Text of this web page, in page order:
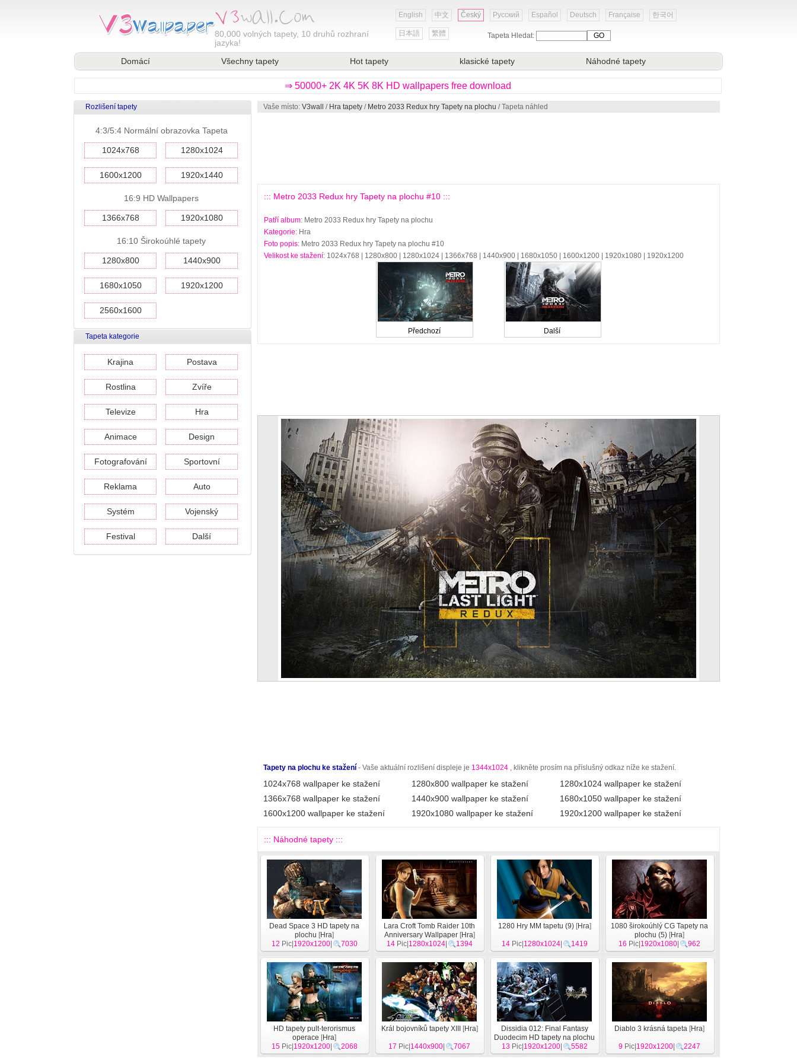
80,000 volných tapety, 10 druhů rozhraní
jazyka!
English 中文 Český Русский Español Deutsch Française 한국어
日本語 繁體 Tapeta Hledat:
Domácí Všechny tapety Hot tapety klasické tapety Náhodné tapety
⇒ 50000+ 2K 4K 5K 8K HD wallpapers free download
Rozlišení tapety
4:3/5:4 Normální obrazovka Tapeta
1024x768 1280x1024
1600x1200 1920x1440
16:9 HD Wallpapers
1366x768 1920x1080
16:10 Širokoúhlé tapety
1280x800 1440x900
1680x1050 1920x1200
2560x1600
Tapeta kategorie
Krajina Postava
Rostlina Zvíře
Televize Hra
Animace Design
Fotografování Sportovní
Reklama Auto
Systém Vojenský
Festival Další
Vaše místo: V3wall / Hra tapety / Metro 2033 Redux hry Tapety na plochu / Tapeta náhled
::: Metro 2033 Redux hry Tapety na plochu #10 :::
Patří album: Metro 2033 Redux hry Tapety na plochu
Kategorie: Hra
Foto popis: Metro 2033 Redux hry Tapety na plochu #10
Velikost ke stažení: 1024x768 | 1280x800 | 1280x1024 | 1366x768 | 1440x900 | 1680x1050 | 1600x1200 | 1920x1080 | 1920x1200
Předchozí Další
Tapety na plochu ke stažení - Vaše aktuální rozlišení displeje je 1344x1024 , klikněte prosím na příslušný odkaz níže ke stažení.
1024x768 wallpaper ke stažení 1280x800 wallpaper ke stažení
1280x1024 wallpaper ke stažení
1366x768 wallpaper ke stažení
1440x900 wallpaper ke stažení
1680x1050 wallpaper ke stažení
1600x1200 wallpaper ke stažení
1920x1080 wallpaper ke stažení 1920x1200 wallpaper ke stažení
::: Náhodné tapety :::
Dead Space 3 HD tapety na
plochu [Hra]
12 Pic| 1920x1200| 7030
Lara Croft Tomb Raider 10th
Anniversary Wallpaper[Hra]
14Pic| 1280x1024| 1394
1280 Hry MM tapetu (9)[Hra]
14Pic| 1280x1024| 1419
1080 širokoúhlý CG Tapety na
plochu (5) [Hra]
16 Pic| 1920x1080 962
HD tapety pult-terorismus
operace [Hra]
15Pic| 1920x1200| 2068
Král bojovníků tapety XIII [Hra]
17 Pic| 1440x900 7067
Dissidia 012: Final Fantasy
Duodecim HD tapety na plochu
[Hra]
13Pic| 1920x1200| 5582
Diablo 3 krásná tapeta [Hra]
9 Pic| 1920x1200 2247